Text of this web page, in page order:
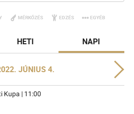
MÉRKŐZÉS EDZÉS EGYÉB
HETI NAPI
JÚNIUS 4.
Kupa | 11:00